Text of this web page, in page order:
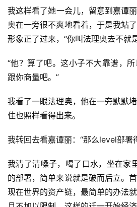
我这样看了她一会儿，留意到嘉谭
奥在一旁很不爽地看着，于是我站
形象正了过来，“你叫法理奥去不就
“他？算了吧。这小子不大靠谱，
跟你商量吧。”
我看了一眼法理奥，他在一旁默默
住也照样看得出来。
我转回去看嘉谭丽：“那么level部署
我清了清嗓子，喝了口水，坐在家
的部署，简单来说就是破而后立。
现在世界的资产链，最简单的办法